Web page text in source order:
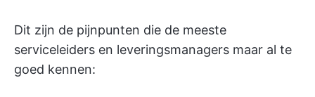
Dit zijn de pijnpunten die de meeste
serviceleiders en leveringsmanagers maar al te
goed kennen: